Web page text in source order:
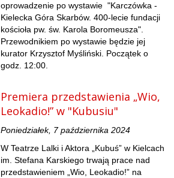
oprowadzenie po wystawie "Karczówka -
Kielecka Góra Skarbów. 400-lecie fundacji
kościoła pw. św. Karola Boromeusza".
Przewodnikiem po wystawie będzie jej
kurator Krzysztof Myśliński. Początek o
godz. 12:00.
Premiera przedstawienia „Wio,
Leokadio!” w "Kubusiu"
Poniedziałek, 7 października 2024
W Teatrze Lalki i Aktora „Kubuś” w Kielcach
im. Stefana Karskiego trwają prace nad
przedstawieniem „Wio, Leokadio!” na